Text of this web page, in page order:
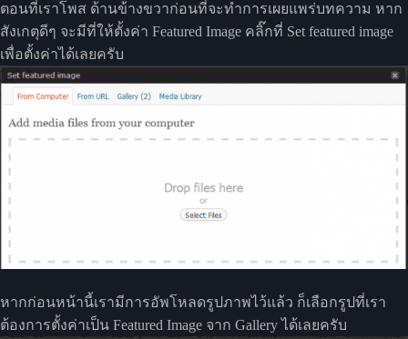
ตอนที่เราโพส ด้านข้างขวาก่อนที่จะทำการเผยแพร่บทความ หาก
สังเกตุดีๆ จะมีที่ให้ตั้งค่า Featured Image คลิ๊กที่ Set featured image
เพื่อตั้งค่าได้เลยครับ
หากก่อนหน้านี้เรามีการอัพโหลดรูปภาพไว้แล้ว ก็เลือกรูปที่เรา
ต้องการตั้งค่าเป็น Featured Image จาก Gallery ได้เลยครับ